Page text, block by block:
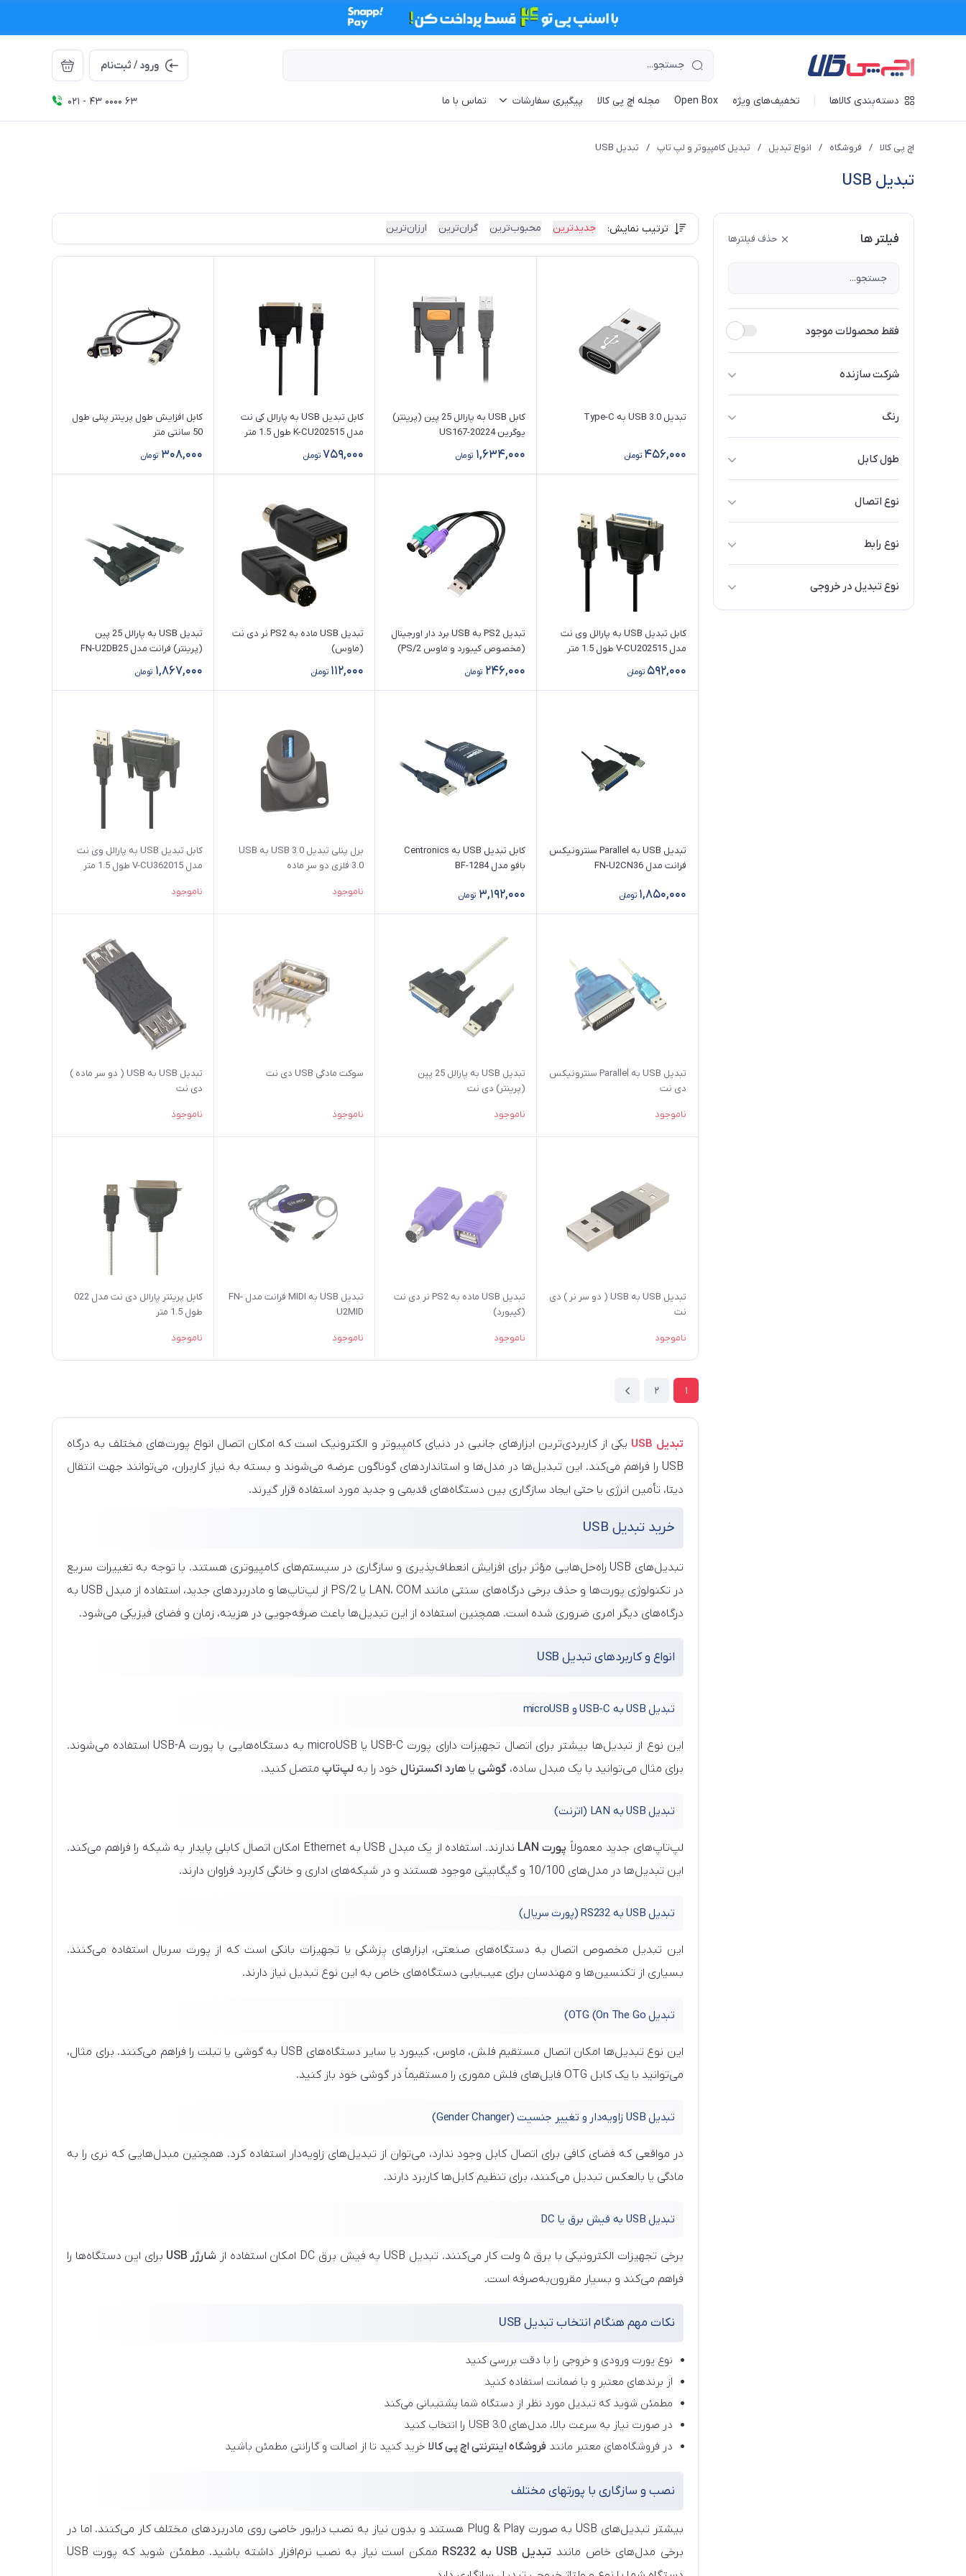
ورود / ثبت‌نام
دسته‌بندی کالاها تخفیف‌های ویژه Open Box مجله اچ پی کالا پیگیری سفارشات تماس با ما 021 - 43 0000 63
اچ پی کالا / فروشگاه / انواع تبدیل / تبدیل کامپیوتر و لپ تاپ / تبدیل USB
تبدیل USB
فیلتر ها حذف فیلترها
فقط محصولات موجود
شرکت سازنده
فرانت / Faranet
کی نت / K-Net
وی نت / V-net
رنگ
طول کابل
نوع اتصال
نوع رابط
نوع تبدیل در خروجی
تبدیل به TYPE-C
ترتیب نمایش: جدیدترین محبوب‌ترین گران‌ترین ارزان‌ترین
تبدیل USB 3.0 به Type-C
456,000 تومان
کابل USB به پارالل 25 پین (پرینتر)
یوگرین 20224-US167
1,634,000 تومان
کابل تبدیل USB به پارالل کی نت
مدل K-CU202515 طول 1.5 متر
759,000 تومان
کابل افزایش طول پرينتر پنلی طول
50 سانتی متر
308,000 تومان
کابل تبدیل USB به پارالل وی نت
مدل V-CU202515 طول 1.5 متر
592,000 تومان
تبدیل PS2 به USB برد دار اورجینال
(مخصوص کیبورد و ماوس PS/2)
246,000 تومان
تبدیل USB ماده به PS2 نر دی نت
(ماوس)
112,000 تومان
تبدیل USB به پارالل 25 پین
(پرینتر) فرانت مدل FN-U2DB25
1,867,000 تومان
تبدیل USB به Parallel سنترونیکس
فرانت مدل FN-U2CN36
1,850,000 تومان
کابل تبدیل USB به Centronics
بافو مدل BF-1284
3,192,000 تومان
برل پنلی تبدیل USB 3.0 به USB
3.0 فلزی دو سر ماده
ناموجود
کابل تبدیل USB به پارالل وی نت
مدل V-CU362015 طول 1.5 متر
ناموجود
تبدیل USB به Parallel سنترونیکس
دی نت
ناموجود
تبدیل USB به پارالل 25 پین
(پرینتر) دی نت
ناموجود
سوکت مادگی USB دی نت
ناموجود
تبدیل USB به USB ( دو سر ماده )
دی نت
ناموجود
تبدیل USB به USB ( دو سر نر ) دی
نت
ناموجود
تبدیل USB ماده به PS2 نر دی نت
(کیبورد)
ناموجود
تبدیل USB به MIDI فرانت مدل FN-
U2MID
ناموجود
کابل پرینتر پارالل دی نت مدل 022
طول 1.5 متر
ناموجود
1
2
تبدیل USB
یکی از کاربردی‌ترین ابزارهای جانبی در دنیای کامپیوتر و الکترونیک است که امکان اتصال انواع پورت‌های مختلف به درگاه
USB را فراهم می‌کند. این تبدیل‌ها در مدل‌ها و استانداردهای گوناگون عرضه می‌شوند و بسته به نیاز کاربران، می‌توانند جهت انتقال
دیتا، تأمین انرژی یا حتی ایجاد سازگاری بین دستگاه‌های قدیمی و جدید مورد استفاده قرار گیرند.
خرید تبدیل USB
تبدیل‌های USB راه‌حل‌هایی مؤثر برای افزایش انعطاف‌پذیری و سازگاری در سیستم‌های کامپیوتری هستند. با توجه به تغییرات سریع
در تکنولوژی پورت‌ها و حذف برخی درگاه‌های سنتی مانند LAN، COM یا PS/2 از لپ‌تاپ‌ها و مادربردهای جدید، استفاده از مبدل USB به
درگاه‌های دیگر امری ضروری شده است. همچنین استفاده از این تبدیل‌ها باعث صرفه‌جویی در هزینه، زمان و فضای فیزیکی می‌شود.
انواع و کاربردهای تبدیل USB
تبدیل USB به USB-C و microUSB
این نوع از تبدیل‌ها بیشتر برای اتصال تجهیزات دارای پورت USB-C یا microUSB به دستگاه‌هایی با پورت USB-A استفاده می‌شوند.
برای مثال می‌توانید با یک مبدل ساده، گوشی یا هارد اکسترنال خود را به لپ‌تاپ متصل کنید.
تبدیل USB به LAN (اترنت)
لپ‌تاپ‌های جدید معمولاً پورت LAN
ندارند. استفاده از یک مبدل USB به Ethernet امکان اتصال کابلی پایدار به شبکه را فراهم می‌کند.
این تبدیل‌ها در مدل‌های 10/100 و گیگابیتی موجود هستند و در شبکه‌های اداری و خانگی کاربرد فراوان دارند.
تبدیل USB به RS232 (پورت سریال)
این تبدیل مخصوص اتصال به دستگاه‌های صنعتی، ابزارهای پزشکی یا تجهیزات بانکی است که از پورت سریال استفاده می‌کنند.
بسیاری از تکنسین‌ها و مهندسان برای عیب‌یابی دستگاه‌های خاص به این نوع تبدیل نیاز دارند.
تبدیل OTG (On The Go)
این نوع تبدیل‌ها امکان اتصال مستقیم فلش، ماوس، کیبورد یا سایر دستگاه‌های USB به گوشی یا تبلت را فراهم می‌کنند. برای مثال،
می‌توانید با یک کابل OTG فایل‌های فلش مموری را مستقیماً در گوشی خود باز کنید.
تبدیل USB زاویه‌دار و تغییر جنسیت (Gender Changer)
در مواقعی که فضای کافی برای اتصال کابل وجود ندارد، می‌توان از تبدیل‌های زاویه‌دار استفاده کرد. همچنین مبدل‌هایی که نری را به
مادگی یا بالعکس تبدیل می‌کنند، برای تنظیم کابل‌ها کاربرد دارند.
تبدیل USB به فیش برق یا DC
برخی تجهیزات الکترونیکی با برق ۵ ولت کار می‌کنند. تبدیل USB به فیش برق DC امکان استفاده از شارژر USB
برای این دستگاه‌ها را
فراهم می‌کند و بسیار مقرون‌به‌صرفه است.
نکات مهم هنگام انتخاب تبدیل USB
نوع پورت ورودی و خروجی را با دقت بررسی کنید
از برندهای معتبر و با ضمانت استفاده کنید
مطمئن شوید که تبدیل مورد نظر از دستگاه شما پشتیبانی می‌کند
در صورت نیاز به سرعت بالا، مدل‌های USB 3.0 را انتخاب کنید
در فروشگاه‌های معتبر مانند فروشگاه اینترنتی اچ پی کالا خرید کنید تا از اصالت و گارانتی مطمئن باشید
نصب و سازگاری با پورتهای مختلف
بیشتر تبدیل‌های USB به صورت Plug & Play هستند و بدون نیاز به نصب درایور خاصی روی مادربردهای مختلف کار می‌کنند. اما در
برخی مدل‌های خاص مانند تبدیل USB به RS232
ممکن است نیاز به نصب نرم‌افزار داشته باشید. مطمئن شوید که پورت USB